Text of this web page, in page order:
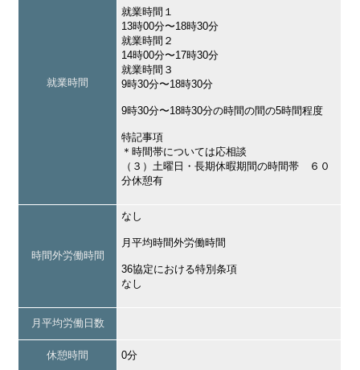
就業時間
就業時間１
13時00分〜18時30分
就業時間２
14時00分〜17時30分
就業時間３
9時30分〜18時30分
9時30分〜18時30分の時間の間の5時間程度
特記事項
＊時間帯については応相談
（３）土曜日・長期休暇期間の時間帯 ６０
分休憩有
時間外労働時間
なし
月平均時間外労働時間
36協定における特別条項
なし
月平均労働日数
休憩時間 0分